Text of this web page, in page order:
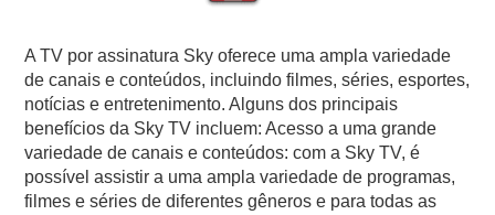
A TV por assinatura Sky oferece uma ampla variedade
de canais e conteúdos, incluindo filmes, séries, esportes,
notícias e entretenimento. Alguns dos principais
benefícios da Sky TV incluem: Acesso a uma grande
variedade de canais e conteúdos: com a Sky TV, é
possível assistir a uma ampla variedade de programas,
filmes e séries de diferentes gêneros e para todas as